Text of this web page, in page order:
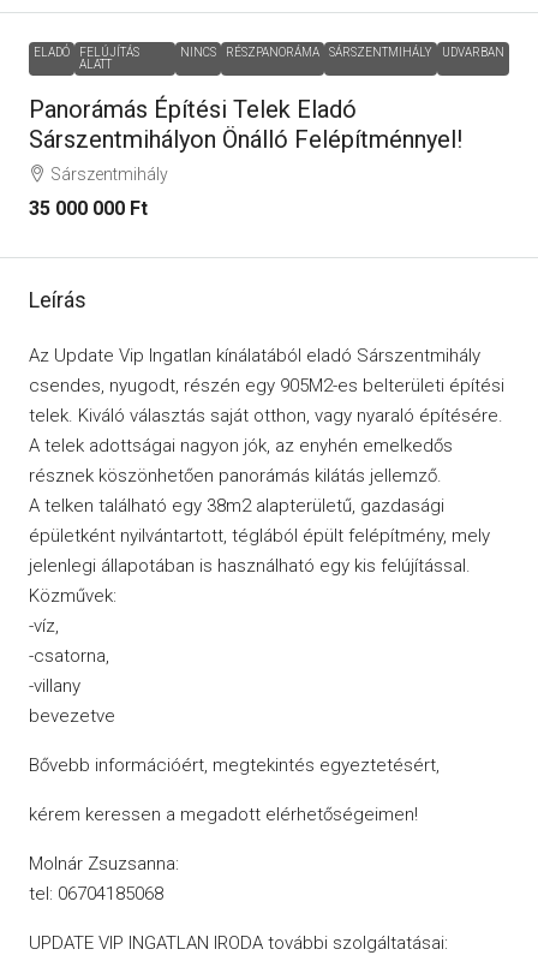
ELADÓ
FELÚJÍTÁS
ALATT
NINCS RÉSZPANORÁMA SÁRSZENTMIHÁLY UDVARBAN
Panorámás Építési Telek Eladó
Sárszentmihályon Önálló Felépítménnyel!
Sárszentmihály
35 000 000 Ft
Leírás
Az Update Vip Ingatlan kínálatából eladó Sárszentmihály
csendes, nyugodt, részén egy 905M2-es belterületi építési
telek. Kiváló választás saját otthon, vagy nyaraló építésére.
A telek adottságai nagyon jók, az enyhén emelkedős
résznek köszönhetően panorámás kilátás jellemző.
A telken található egy 38m2 alapterületű, gazdasági
épületként nyilvántartott, téglából épült felépítmény, mely
jelenlegi állapotában is használható egy kis felújítással.
Közművek:
-víz,
-csatorna,
-villany
bevezetve
Bővebb információért, megtekintés egyeztetésért,
kérem keressen a megadott elérhetőségeimen!
Molnár Zsuzsanna:
tel: 06704185068
UPDATE VIP INGATLAN IRODA további szolgáltatásai: